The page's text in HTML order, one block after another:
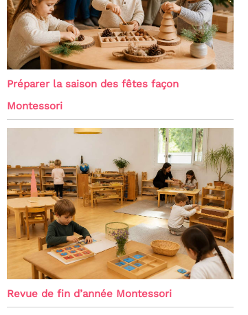
Préparer la saison des fêtes façon
Montessori
Revue de fin d’année Montessori